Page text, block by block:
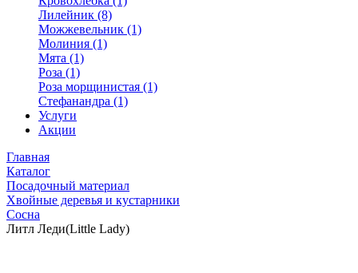
Лилейник (8)
Можжевельник (1)
Молиния (1)
Мята (1)
Роза (1)
Роза морщинистая (1)
Стефанандра (1)
Услуги
Акции
Главная
Каталог
Посадочный материал
Хвойные деревья и кустарники
Сосна
Литл Леди(Little Lady)